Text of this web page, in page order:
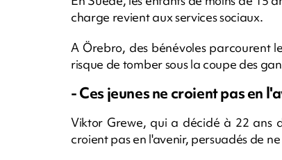
charge revient aux services sociaux.
A Örebro, des bénévoles parcourent
risque de tomber sous la coupe des
- Ces jeunes ne croient pas en
Viktor Grewe, qui a décidé à 22 ans
croient pas en l'avenir, persuadés de